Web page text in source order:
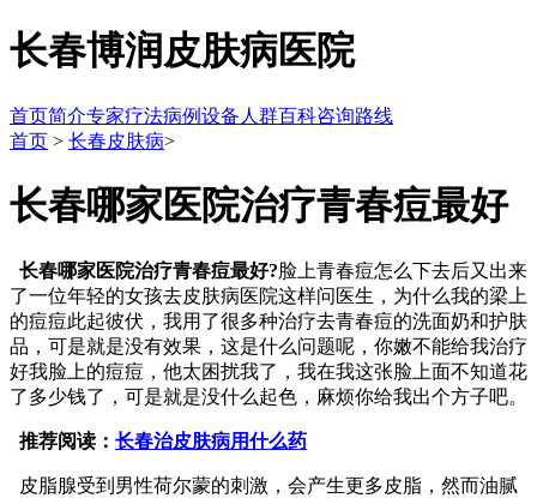
长春博润皮肤病医院
首页简介专家疗法病例设备 人群百科咨询路线
首页 > 长春皮肤病>
长春哪家医院治疗青春痘最好
长春哪家医院治疗青春痘最好?脸上青春痘怎么下去后又出来
了一位年轻的女孩去皮肤病医院这样问医生，为什么我的梁上
的痘痘此起彼伏，我用了很多种治疗去青春痘的洗面奶和护肤
品，可是就是没有效果，这是什么问题呢，你嫩不能给我治疗
好我脸上的痘痘，他太困扰我了，我在我这张脸上面不知道花
了多少钱了，可是就是没什么起色，麻烦你给我出个方子吧。
推荐阅读： 长春治皮肤病用什么药
皮脂腺受到男性荷尔蒙的刺激，会产生更多皮脂，然而油腻